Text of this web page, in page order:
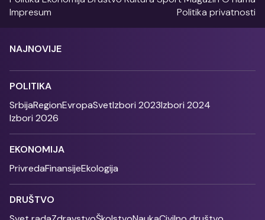
Impresum
Politika privatnosti
NAJNOVIJE
POLITIKA
SrbijaRegionEvropaSvetIzbori 2023Izbori 2024
Izbori 2026
EKONOMIJA
PrivredaFinansijeEkologija
DRUŠTVO